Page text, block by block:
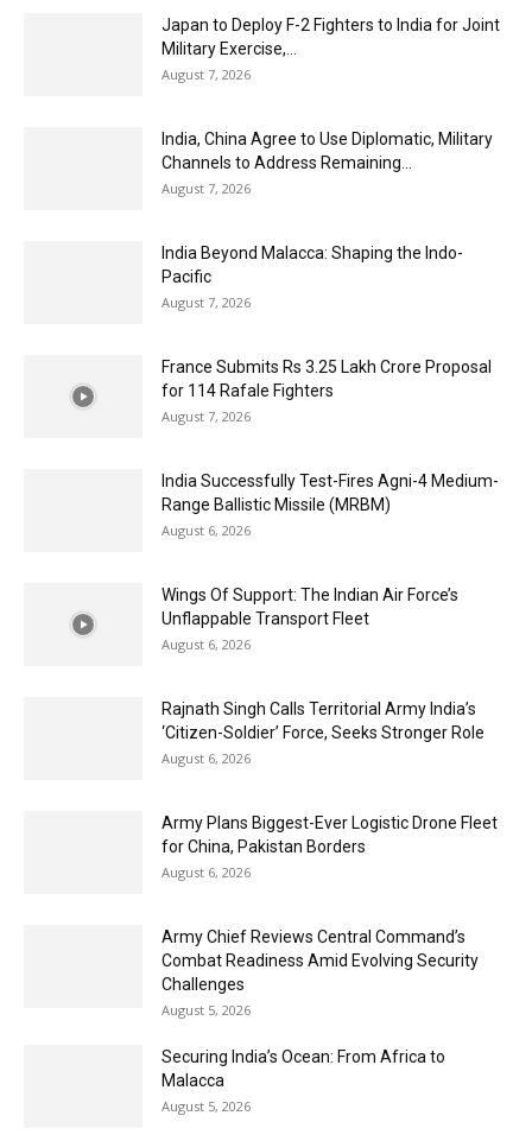
Japan to Deploy F-2 Fighters to India for Joint
Military Exercise,...
August 7, 2026
India, China Agree to Use Diplomatic, Military
Channels to Address Remaining...
August 7, 2026
India Beyond Malacca: Shaping the Indo-
Pacific
August 7, 2026
France Submits Rs 3.25 Lakh Crore Proposal
for 114 Rafale Fighters
August 7, 2026
India Successfully Test-Fires Agni-4 Medium-
Range Ballistic Missile (MRBM)
August 6, 2026
Wings Of Support: The Indian Air Force’s
Unflappable Transport Fleet
August 6, 2026
Rajnath Singh Calls Territorial Army India’s
‘Citizen-Soldier’ Force, Seeks Stronger Role
August 6, 2026
Army Plans Biggest-Ever Logistic Drone Fleet
for China, Pakistan Borders
August 6, 2026
Army Chief Reviews Central Command’s
Combat Readiness Amid Evolving Security
Challenges
August 5, 2026
Securing India’s Ocean: From Africa to
Malacca
August 5, 2026